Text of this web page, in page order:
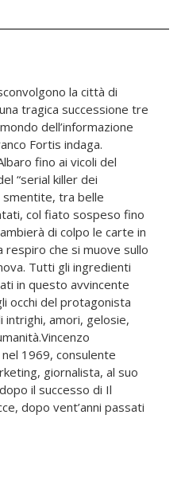
la città di
tragica successione tre
dell’informazione
Fortis indaga.
fino ai vicoli del
“serial killer dei
smentite, tra belle
col fiato sospeso fino
di colpo le carte in
respiro che si muove sullo
Tutti gli ingredienti
in questo avvincente
occhi del protagonista
intrighi, amori, gelosie,
1969, consulente
giornalista, al suo
il successo di Il
dopo vent’anni passati